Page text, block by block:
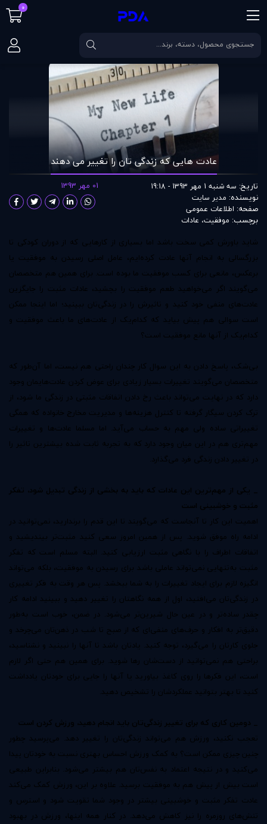
صفحه اصلی مقالات عادت هایی که زندگی تان را تغییر می دهند
عادت هایی که زندگی تان را تغییر می دهند
تاریخ: سه شنبه 1 مهر 1393 - 19:18
نویسنده: مدير سايت
صفحه: اطلاعات عمومی
برچسب: موفقیت، عادات
01 مهر 1393
شاید باورش کمی سخت باشد اما بسیاری از کار‌هایی که از دوران کودکی تا
بزرگسالی به انجام آنها عادت کرده‌‌ایم، عامل اصلی رسیدن به موفقیت یا
برعکس، مانعی برای کسب موفقیت ما بوده است. برای همین هم متخصصان
می‌گویند اگر می‌خواهید طعم موفقیت را بچشید، عادات مثبت را جایگزین
عادت‌های منفی خود کنید و تاثیرش را در زندگی‌تان ببینید؛ اما اینجا ممکن
است سوالی هم پیش بیاید که کدام‌یک از عادت‌های ما باعث موفقیت و
کدام‌یک از آنها مانع موفقیت است؟
بی‌شک، پاسخ دادن به این سوال کار چندان راحتی هم نیست، اما آن‌طور که
متخصصان می‌گویند تغییرات بسیار زیادی برای عوض کردن عادت‌هایمان وجود
دارد که در نهایت می‌تواند باعث رخ دادن اتفاقات مثبتی در زندگی ما شود، از
ترک کردن سیگار گرفته تا کنترل هزینه‌ها و مدیریت مخارج خانواده که همگی
تغییراتی ساده ولی مهم به حساب می‌آید. اما مسلما عادت‌ها و تغییرات
مهم‌تری هم در این میان وجود دارد که به تجربه ثابت شده بیشترین تاثیر را
در تغییر دادن زندگی فرد می‌گذارد.
_ یکی از مهم‌ترین این عادات که باید به بخشی از زندگی تبدیل شود، تفکر
مثبت و خوشبینی است
اهمیت این کار تا آنجاست که می‌گویند تا این قدم را برندارید، نمی‌توانید در
ادامه راه موفق شوید. پس از همین امروز سعی کنید مثبت‌تر بیندیشید و
اتفاقات اطراف را با نگاهی مثبت ارزیابی کنید. البته مسلم است که تفکر
مثبت به‌تنهایی نمی‌تواند عاملی باشد برای رسیدن به موفقیت، بلکه می‌تواند
انگیزه لازم برای ایجاد تغییرات را به شما ببخشد. پس هر وقت به فکر تغییری
در زندگی‌تان می‌افتید، اول از همه نگاهتان را تغییر دهید و ببینید ادامه کار
چقدر ساده‌تر و در عین حال شیرین‌تر می‌شود. در ضمن، خوب است به‌طور
دقیق‌تر به افکار و حرف‌های منفی‌ای که از صبح تا شب در ذهن‌تان می‌چرخد و
جلوی کارتان را می‌گیرد، توجه کنید. یادتان باشد تا آنها را نبینید و نشناسید،
براحتی هم نمی‌توانید از دست‌شان رها شوید. برای همین هم حتی اگر لازم
است، این فکرها را روی کاغذ بیاورید یا آنها را جایی برای خودتان یادداشت
کنید تا بهتر بتوانید عملکردشان را تشخیص دهید.
_ دومین کاری که برای تغییر زندگی‌تان باید انجام دهید، ورزش کردن است
تعجب نکنید، ورزش هم می‌تواند زندگی‌تان را تغییر دهد. می‌پرسید چطور
چنین چیزی ممکن است؟ به کمک ورزش احساس بهتری نسبت به خودتان پیدا
می‌کنید و در نتیجه اعتماد به نفس‌تان هم بیشتر می‌شود. بنابراین طبیعی
است بیش از پیش هم به موفقیت برسید. علاوه بر این، ورزش کمک می‌کند
عادت تفکر مثبت و خوشبینی بیشتر در وجود شما تقویت شود و استرس و
تنش‌های روزمره را نیز کاهش می‌دهد. در کنار همه اینها، ورزش در بهبود
0